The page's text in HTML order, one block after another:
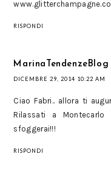
RISPONDI
MarinaTendenzeBlog
DICEMBRE 29, 2014 10:22 AM
Ciao Fabri.. allora ti
Rilassati a
sfoggerai!!!
RISPONDI